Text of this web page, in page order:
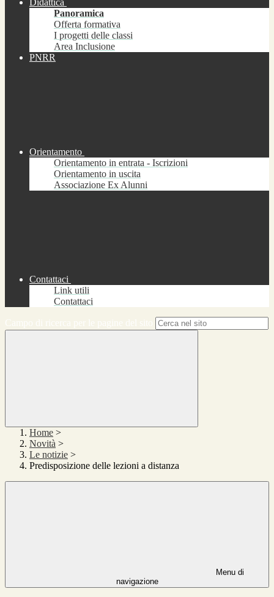
Didattica
Panoramica
Offerta formativa
I progetti delle classi
Area Inclusione
PNRR
Orientamento
Orientamento in entrata - Iscrizioni
Orientamento in uscita
Associazione Ex Alunni
Contattaci
Link utili
Contattaci
Home >
Novità >
Le notizie >
Predisposizione delle lezioni a distanza
Menu di
navigazione